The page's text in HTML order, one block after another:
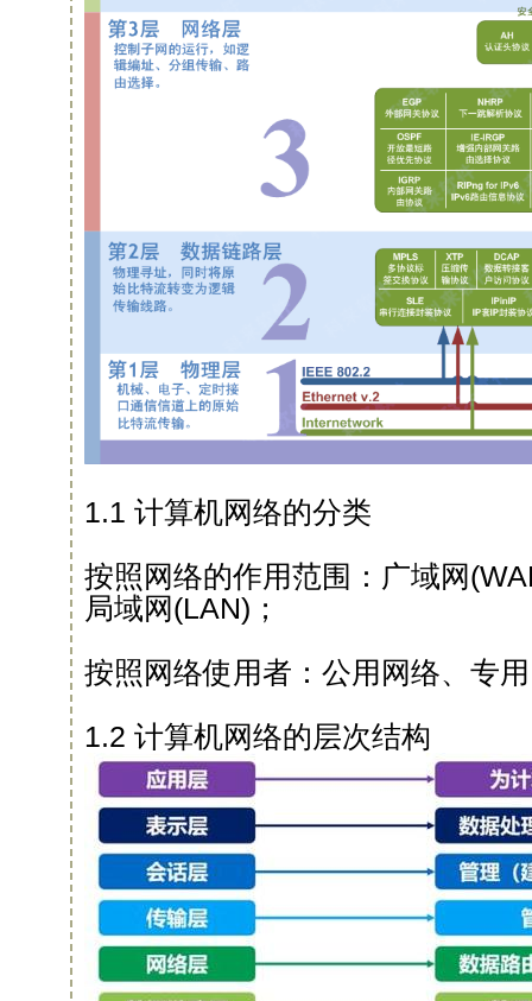
1.1 计算机网络的分类
按照网络的作用范围：广域网
局域网(LAN)；
按照网络使用者：公用网络、专
1.2 计算机网络的层次结构